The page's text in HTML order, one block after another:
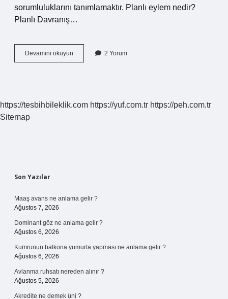
sorumluluklarını tanımlamaktır. Planlı eylem nedir?
Planlı Davranış…
Devamını okuyun
Raporu
2 Yorum
https://tesbihbileklik.com https://yuf.com.tr https://peh.com.tr
Sitemap
Sidebar
Son Yazılar
Maaş avans ne anlama gelir ?
Ağustos 7, 2026
Dominant göz ne anlama gelir ?
Ağustos 6, 2026
Kumrunun balkona yumurta yapması ne anlama gelir ?
Ağustos 6, 2026
Avlanma ruhsatı nereden alınır ?
Ağustos 5, 2026
Akredite ne demek üni ?